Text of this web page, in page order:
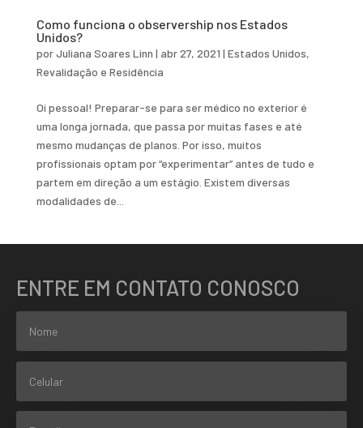
Como funciona o observership nos Estados
Unidos?
porJuliana Soares Linn | abr 27, 2021 | Estados Unidos,
Revalidação e Residência
Oi pessoal! Preparar-se para ser médico no exterior é
uma longa jornada, que passa por muitas fases e até
mesmo mudanças de planos. Por isso, muitos
profissionais optam por “experimentar” antes de tudo e
partem em direção a um estágio. Existem diversas
modalidades de...
ENTRE EM CONTATO CONOSCO